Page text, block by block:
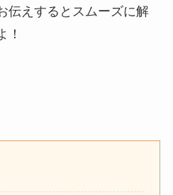
伝えするとスムーズに解
！